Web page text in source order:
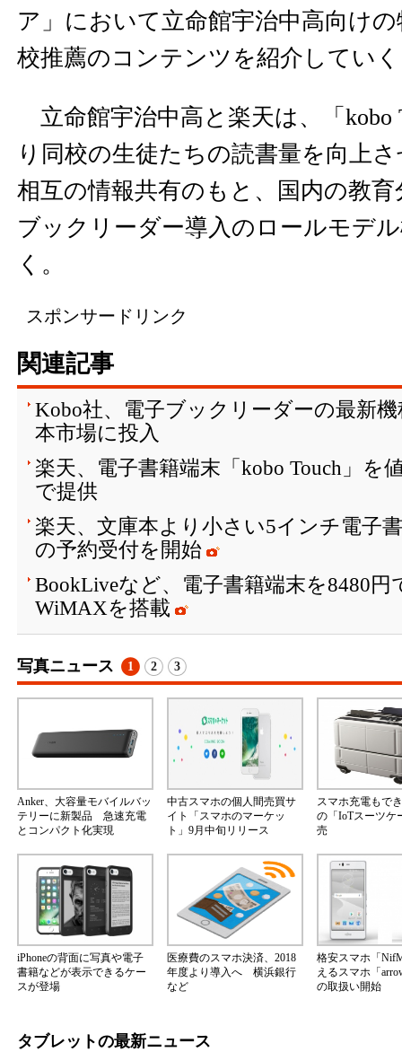
ア」において立命館宇治中高向け
校推薦のコンテンツを紹介してい
立命館宇治中高と楽天は、「kobo
り同校の生徒たちの読書量を向上
相互の情報共有のもと、国内の教
ブックリーダー導入のロールモデ
く。
スポンサードリンク
関連記事
Kobo社、電子ブックリーダーの最新
本市場に投入
楽天、電子書籍端末「kobo Touch」
で提供
楽天、文庫本より小さい5インチ電子
の予約受付を開始
BookLiveなど、電子書籍端末を8480
WiMAXを搭載
写真ニュース 1 2 3
Anker、大容量モバイルバッ
テリーに新製品 急速充電
とコンパクト化実現
中古スマホの個人間売買サ
イト「スマホのマーケッ
ト」9月中旬リリース
スマホ充電もで
の「IoTスーツケ
売
iPhoneの背面に写真や電子
書籍などが表示できるケー
スが登場
医療費のスマホ決済、2018
年度より導入へ 横浜銀行
など
格安スマホ「
えるスマホ「
の取扱い開始
タブレットの最新ニュース